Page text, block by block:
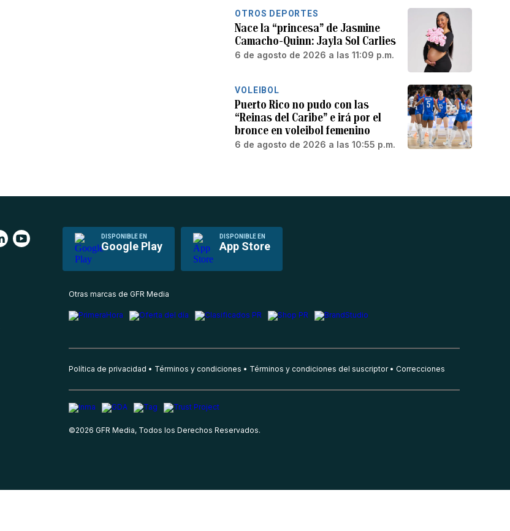
OTROS DEPORTES
Nace la “princesa” de Jasmine
Camacho-Quinn: Jayla Sol Carlies
6 de agosto de 2026 a las 11:09 p.m.
VOLEIBOL
Puerto Rico no pudo con las
“Reinas del Caribe” e irá por el
bronce en voleibol femenino
6 de agosto de 2026 a las 10:55 p.m.
DISPONIBLE EN
Google Play
DISPONIBLE EN
App Store
Otras marcas de GFR Media
Política de privacidad Términos y condiciones Términos y condiciones del suscriptor Correcciones
©2026 GFR Media, Todos los Derechos Reservados.